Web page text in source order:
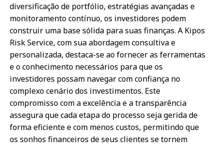
diversificação de portfólio, estratégias avançadas e
monitoramento contínuo, os investidores podem
construir uma base sólida para suas finanças. A Kipos
Risk Service, com sua abordagem consultiva e
personalizada, destaca-se ao fornecer as ferramentas
e o conhecimento necessários para que os
investidores possam navegar com confiança no
complexo cenário dos investimentos. Este
compromisso com a excelência e a transparência
assegura que cada etapa do processo seja gerida de
forma eficiente e com menos custos, permitindo que
os sonhos financeiros de seus clientes se tornem